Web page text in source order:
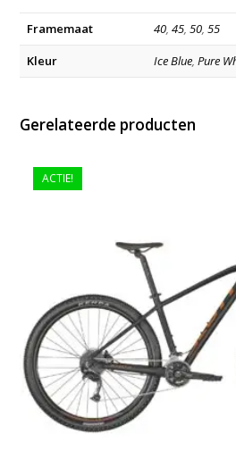
Framemaat 40,45,50,55
Kleur
Ice Blue,Pure
Gerelateerde producten
ACTIE!